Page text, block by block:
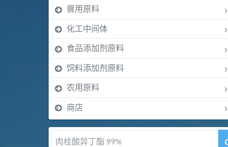
兽用原料
化工中间体
食品添加剂原料
饲料添加剂原料
农用原料
商店
肉桂醛 99%